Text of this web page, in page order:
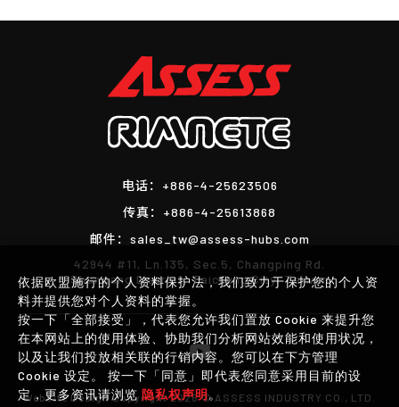
电话： +886-4-25623506
传真： +886-4-25613868
邮件： sales_tw@assess-hubs.com
42944 #11, Ln.135, Sec.5, Changping Rd.
Shengang District, Taichung City, Taiwan
Website DesignCopyright 2026 © ASSESS INDUSTRY CO., LTD.
依据欧盟施行的个人资料保护法，我们致力于保护您的个人资
料并提供您对个人资料的掌握。
按一下「全部接受」，代表您允许我们置放 Cookie 来提升您
在本网站上的使用体验、协助我们分析网站效能和使用状况，
以及让我们投放相关联的行销内容。您可以在下方管理
Cookie 设定。 按一下「同意」即代表您同意采用目前的设
定，更多资讯请浏览隐私权声明。
Cookies 同意